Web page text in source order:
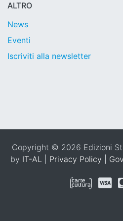
ALTRO
News
Eventi
Iscriviti alla newsletter
Copyright © 2026 Edizioni
by IT-AL Privacy Policy